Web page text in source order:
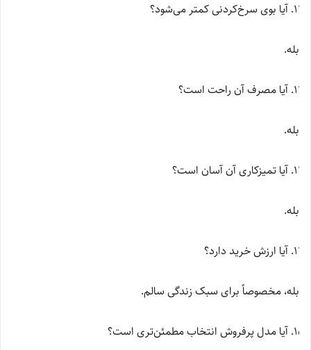
آیا بوی سرخ‌کردنی کمتر می‌شود؟
بله.
آیا مصرف آن راحت است؟
بله.
آیا تمیزکاری آن آسان است؟
بله.
آیا ارزش خرید دارد؟
بله، مخصوصاً برای سبک زندگی سالم.
آیا مدل پرفروش انتخاب مطمئن‌تری است؟